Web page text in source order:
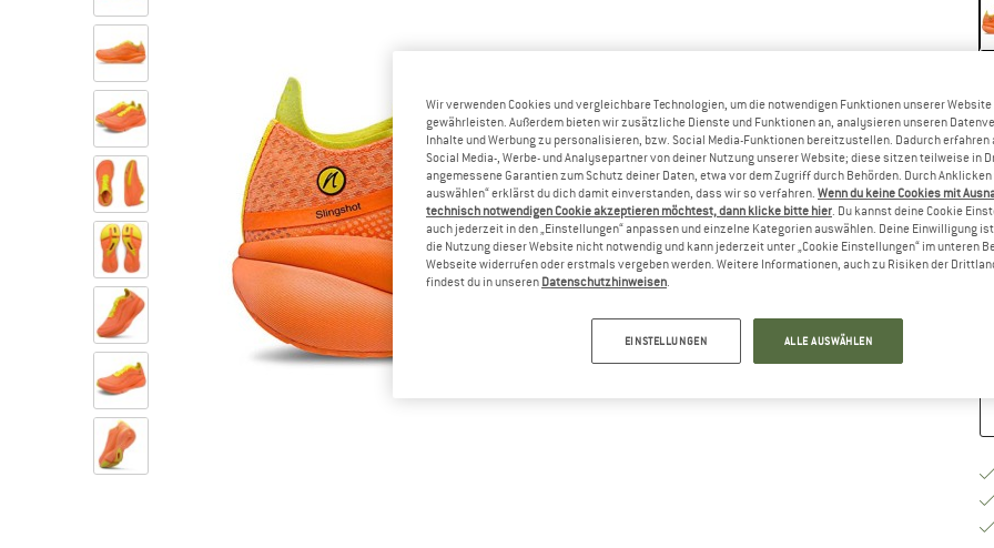
Wir verwenden Cookies und vergleichbare Technologien, um die notwendigen Funktionen unserer Website
gewährleisten. Außerdem bieten wir zusätzliche Dienste und Funktionen an, analysieren unseren
Inhalte und Werbung zu personalisieren, bzw. Social Media-Funktionen bereitzustellen. Dadurch erfahren
Social Media-, Werbe- und Analysepartner von deiner Nutzung unserer Website; diese sitzen teilweise in
angemessene Garantien zum Schutz deiner Daten, etwa vor dem Zugriff durch Behörden. Durch Anklicken
auswählen“ erklärst du dich damit einverstanden, dass wir so verfahren. Wenn du keine Cookies mit
technisch notwendigen Cookie akzeptieren möchtest, dann klicke bitte hier. Du kannst deine Cookie
auch jederzeit in den „Einstellungen“ anpassen und einzelne Kategorien auswählen. Deine Einwilligung
die Nutzung dieser Website nicht notwendig und kann jederzeit unter „Cookie Einstellungen“ im unteren
Webseite widerrufen oder erstmals vergeben werden. Weitere Informationen, auch zu Risiken der
findest du in unseren Datenschutzhinweisen.
EINSTELLUNGEN ALLE AUSWÄHLEN